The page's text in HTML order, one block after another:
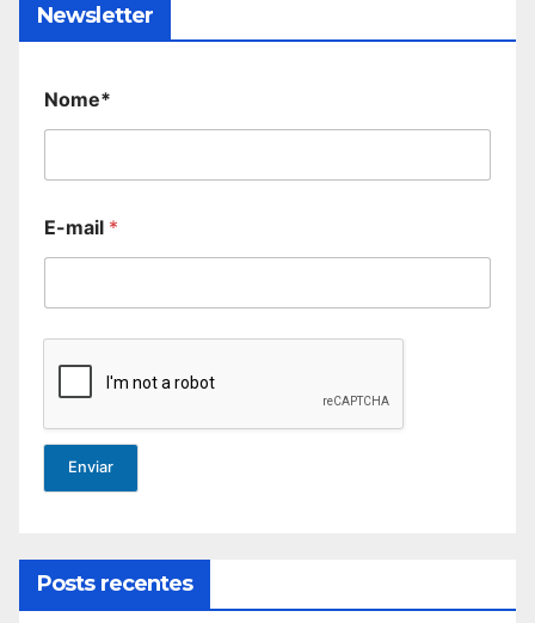
Newsletter
Nome*
E-mail *
Enviar
Posts recentes